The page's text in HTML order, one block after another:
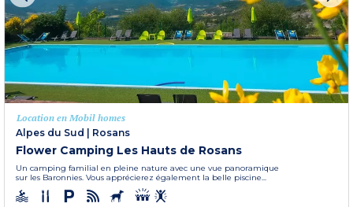
Location en Mobil homes
Alpes du Sud | Rosans
Flower Camping Les Hauts de Rosans
Un camping familial en pleine nature avec une vue panoramique
sur les Baronnies. Vous apprécierez également la belle piscine...